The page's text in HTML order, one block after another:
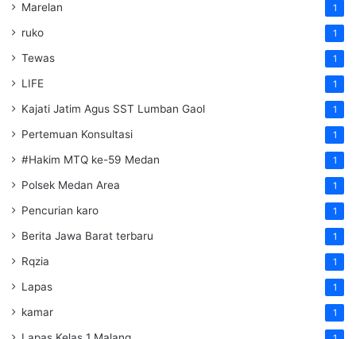
Marelan 1
ruko 1
Tewas 1
LIFE 1
Kajati Jatim Agus SST Lumban Gaol 1
Pertemuan Konsultasi 1
#Hakim MTQ ke-59 Medan 1
Polsek Medan Area 1
Pencurian karo 1
Berita Jawa Barat terbaru 1
Rqzia 1
Lapas 1
kamar 1